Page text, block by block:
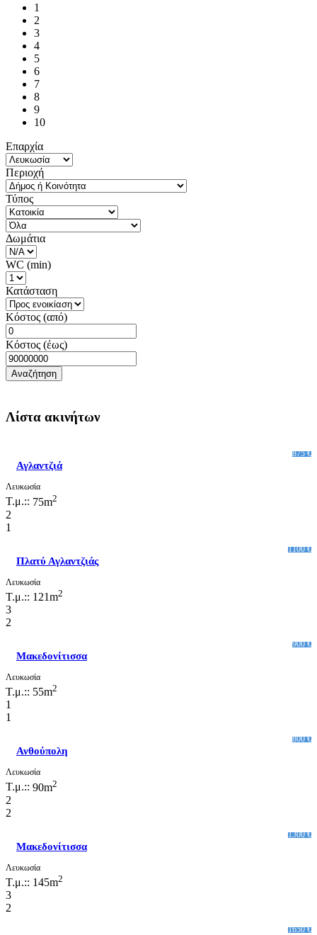
1
2
3
4
5
6
7
8
9
10
Επαρχία
Περιοχή
Τύπος
Δωμάτια
WC (min)
Κατάσταση
Κόστος (από)
Κόστος (έως)
Λίστα ακινήτων
875 €
Αγλαντζιά
Λευκωσία
Τ.μ.:: 75m2
2
1
1100 €
Πλατύ Αγλαντζιάς
Λευκωσία
Τ.μ.:: 121m2
3
2
900 €
Μακεδονίτισσα
Λευκωσία
Τ.μ.:: 55m2
1
1
800 €
Ανθούπολη
Λευκωσία
Τ.μ.:: 90m2
2
2
1300 €
Μακεδονίτισσα
Λευκωσία
Τ.μ.:: 145m2
3
2
1650 €